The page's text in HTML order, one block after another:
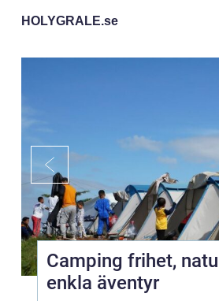
HOLYGRALE.se
Camping frihet, natur och
enkla äventyr